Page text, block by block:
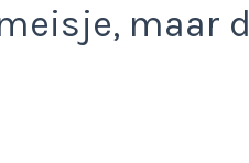
maar